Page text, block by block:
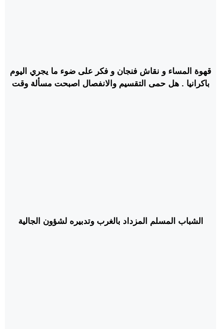
قهوة المساء و نقاش فنجان و فكر على ضوء ما يجري اليوم
باكرانيا . هل حمى التقسيم والانفصال اصبحت مسألة وقت
الشباب المسلم المزداد بالغرب وتدبيره لشؤون الجالية